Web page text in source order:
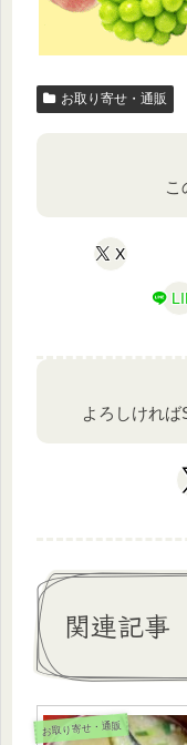
お取り寄せ・通販
こ
X
よろしければ
関連記事
お取り寄せ・通販